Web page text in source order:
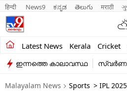
हिन्दी News9 ಕನ್ನಡ తెలుగు मराठी
Latest News Kerala Cricket
Kerala
India
Entertainment
ഇന്നത്തെ കാലാവസ്ഥ
Malayalam News Sports > IPL